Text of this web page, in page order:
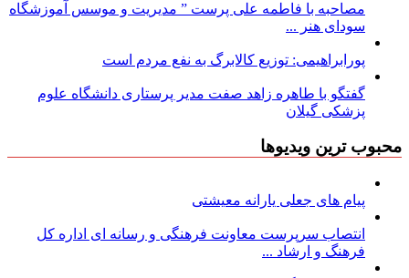
مصاحبه با فاطمه علی پرست ” مدیریت و موسس آموزشگاه
سودای هنر ...
پورابراهیمی: توزیع کالابرگ به نفع مردم است
گفتگو با طاهره زاهد صفت مدیر پرستاری دانشگاه علوم
پزشکی گیلان
محبوب ترین ویدیوها
پیام های جعلی یارانه معیشتی
انتصاب سرپرست معاونت فرهنگی و رسانه ای اداره کل
فرهنگ و ارشاد ...